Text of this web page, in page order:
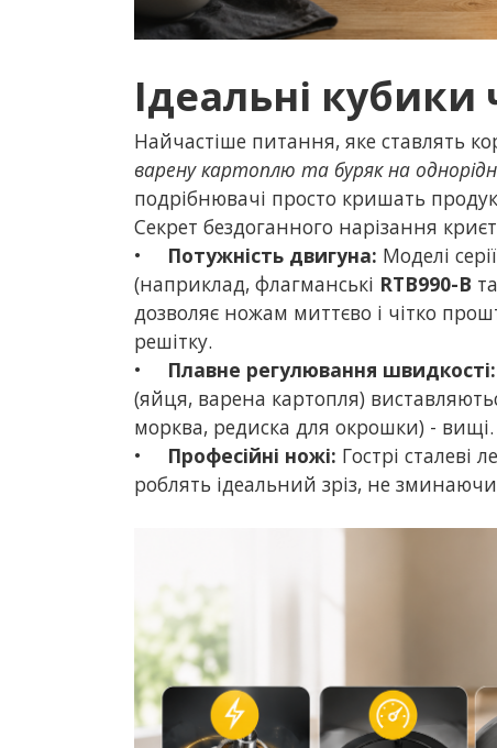
Ідеальні
Найчастіше питання, яке ставлять
варену картоплю та буряк на
подрібнювачі просто кришать
Секрет бездоганного нарізання
•
Потужність двигуна: Моделі серії
(наприклад, флагманські RTB990-B та
дозволяє ножам миттєво і чітко
решітку.
•
Плавне регулювання швидкості:
(яйця, варена картопля)
морква, редиска для окрошки) - вищі.
•
Професійні ножі: Гострі сталеві
роблять ідеальний зріз, не зминаючи